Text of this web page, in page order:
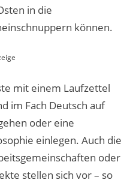
in die
können.
mit einem Laufzettel
im Fach Deutsch auf
oder eine
einlegen. Auch die
oder
stellen sich vor – so